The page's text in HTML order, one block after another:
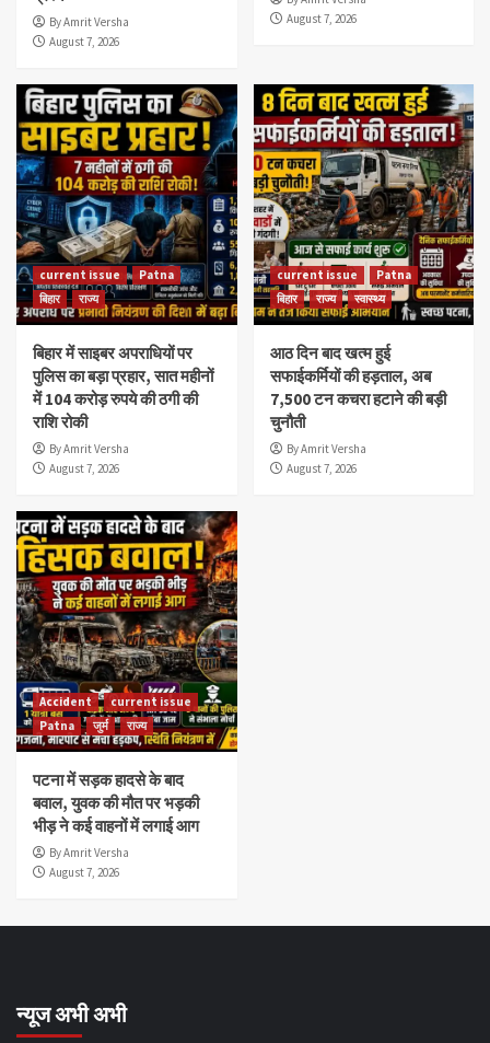
By Amrit Versha
August 7, 2026
August 7, 2026
current issue
Patna
बिहार
राज्य
बिहार में साइबर अपराधियों पर
पुलिस का बड़ा प्रहार, सात महीनों
में 104 करोड़ रुपये की ठगी की
राशि रोकी
By Amrit Versha
August 7, 2026
current issue
Patna
बिहार
राज्य स्वास्थ्य
आठ दिन बाद खत्म हुई
सफाईकर्मियों की हड़ताल, अब
7,500 टन कचरा हटाने की बड़ी
चुनौती
By Amrit Versha
August 7, 2026
Accident
current issue
Patna
जुर्म राज्य
पटना में सड़क हादसे के बाद
बवाल, युवक की मौत पर भड़की
भीड़ ने कई वाहनों में लगाई आग
By Amrit Versha
August 7, 2026
न्यूज अभी अभी